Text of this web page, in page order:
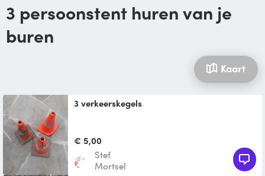
3 persoonstent huren van je
buren
Kaart
3 verkeerskegels
€ 5,00
Stef
Mortsel